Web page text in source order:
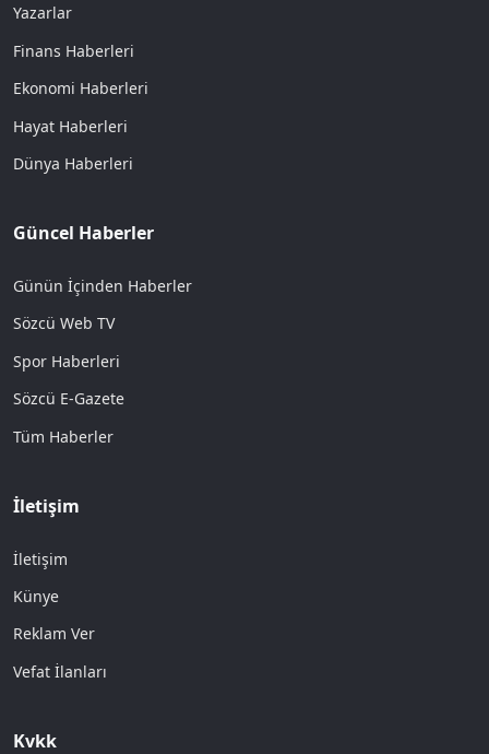
Yazarlar
Finans Haberleri
Ekonomi Haberleri
Hayat Haberleri
Dünya Haberleri
Güncel Haberler
Günün İçinden Haberler
Sözcü Web TV
Spor Haberleri
Sözcü E-Gazete
Tüm Haberler
İletişim
İletişim
Künye
Reklam Ver
Vefat İlanları
Kvkk